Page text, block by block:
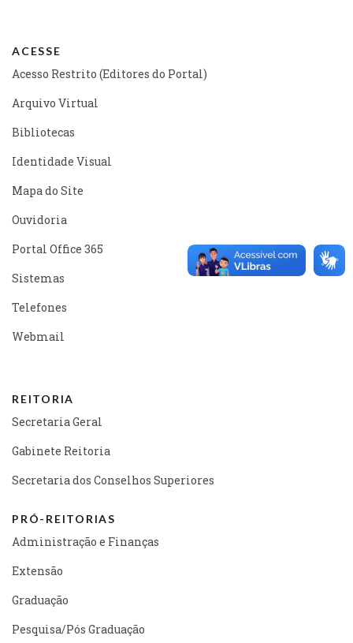
ACESSE
Acesso Restrito (Editores do Portal)
Arquivo Virtual
Bibliotecas
Identidade Visual
Mapa do Site
Ouvidoria
Portal Office 365
Sistemas
Telefones
Webmail
REITORIA
Secretaria Geral
Gabinete Reitoria
Secretaria dos Conselhos Superiores
PRÓ-REITORIAS
Administração e Finanças
Extensão
Graduação
Pesquisa/Pós Graduação